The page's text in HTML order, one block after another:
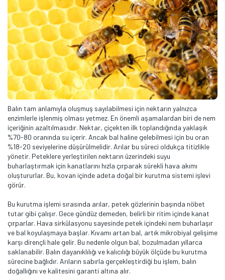
Balın tam anlamıyla oluşmuş sayılabilmesi için nektarın yalnızca
enzimlerle işlenmiş olması yetmez. En önemli aşamalardan biri de nem
içeriğinin azaltılmasıdır. Nektar, çiçekten ilk toplandığında yaklaşık
%70-80 oranında su içerir. Ancak bal haline gelebilmesi için bu oran
%18-20 seviyelerine düşürülmelidir. Arılar bu süreci oldukça titizlikle
yönetir. Peteklere yerleştirilen nektarın üzerindeki suyu
buharlaştırmak için kanatlarını hızla çırparak sürekli hava akımı
oluştururlar. Bu, kovan içinde adeta doğal bir kurutma sistemi işlevi
görür.
Bu kurutma işlemi sırasında arılar, petek gözlerinin başında nöbet
tutar gibi çalışır. Gece gündüz demeden, belirli bir ritim içinde kanat
çırparlar. Hava sirkülasyonu sayesinde petek içindeki nem buharlaşır
ve bal koyulaşmaya başlar. Kıvamı artan bal, artık mikrobiyal gelişime
karşı dirençli hale gelir. Bu nedenle olgun bal, bozulmadan yıllarca
saklanabilir. Balın dayanıklılığı ve kalıcılığı büyük ölçüde bu kurutma
sürecine bağlıdır. Arıların sabırla gerçekleştirdiği bu işlem, balın
doğallığını ve kalitesini garanti altına alır.